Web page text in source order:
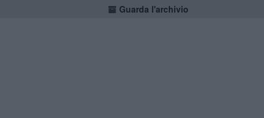
Guarda l'archivio